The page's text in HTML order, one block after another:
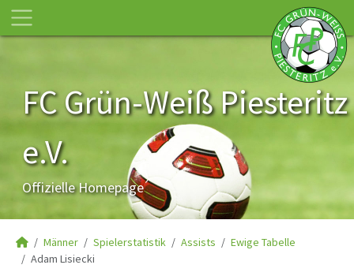
FC Grün-Weiß Piesteritz
e.V.
Offizielle Homepage
Männer Spielerstatistik Assists
Ewige Tabelle
Adam Lisiecki